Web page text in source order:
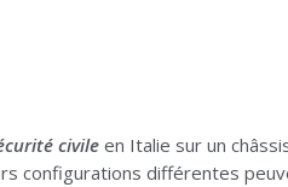
civile en Italie sur un
configurations différentes